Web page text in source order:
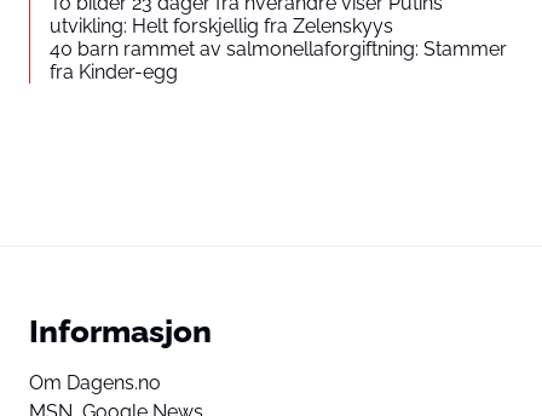
utvikling: Helt forskjellig fra Zelenskyys
40 barn rammet av salmonellaforgiftning: Stammer
fra Kinder-egg
Informasjon
Om Dagens.no